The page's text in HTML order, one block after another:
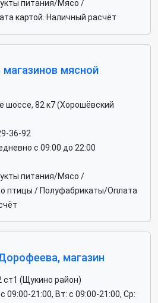
питания/Мясо /
картой. Наличный расчёт
мясной
шоссе, 82 к7 (Хорошёвский
36-92
с 09:00 до 22:00
питания/Мясо /
птицы / Полуфабрикаты/Оплата
магазин
ст1 (Щукино район)
c 09:00-21:00, Вт: c 09:00-21:00, Ср: